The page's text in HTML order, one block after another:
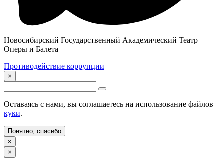
Новосибирский Государственный Академический Театр
Оперы и Балета
Противодействие коррупции
×
Оставаясь с нами, вы соглашаетесь на использование файлов
куки.
Понятно, спасибо
×
×